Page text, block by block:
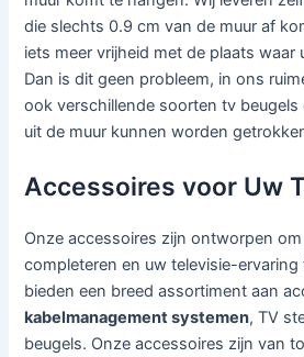
die slechts 0.9 cm van de muur af
iets meer vrijheid met de plaats waar
Dan is dit geen probleem, in ons
ook verschillende soorten tv
uit de muur kunnen worden
Accessoires voor Uw
Onze accessoires zijn ontworpen
completeren en uw televisie-ervaring
bieden een breed assortiment aan
kabelmanagement systemen, TV
beugels. Onze accessoires zijn van